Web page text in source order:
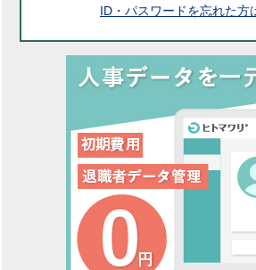
ID・パスワードを忘れた方